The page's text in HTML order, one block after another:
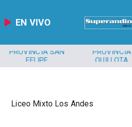
EN VIVO
PROVINCIA SAN
FELIPE
PROVINCIA
QUILLOTA
Liceo Mixto Los Andes